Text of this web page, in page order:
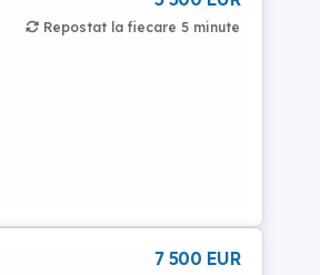
Repostat la fiecare 5 minute
7 500 EUR